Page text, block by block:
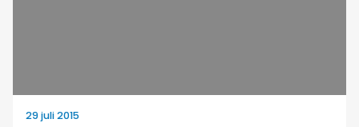
29 juli 2015